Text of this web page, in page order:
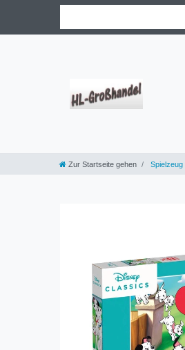
Zur Startseite gehen Spielzeug